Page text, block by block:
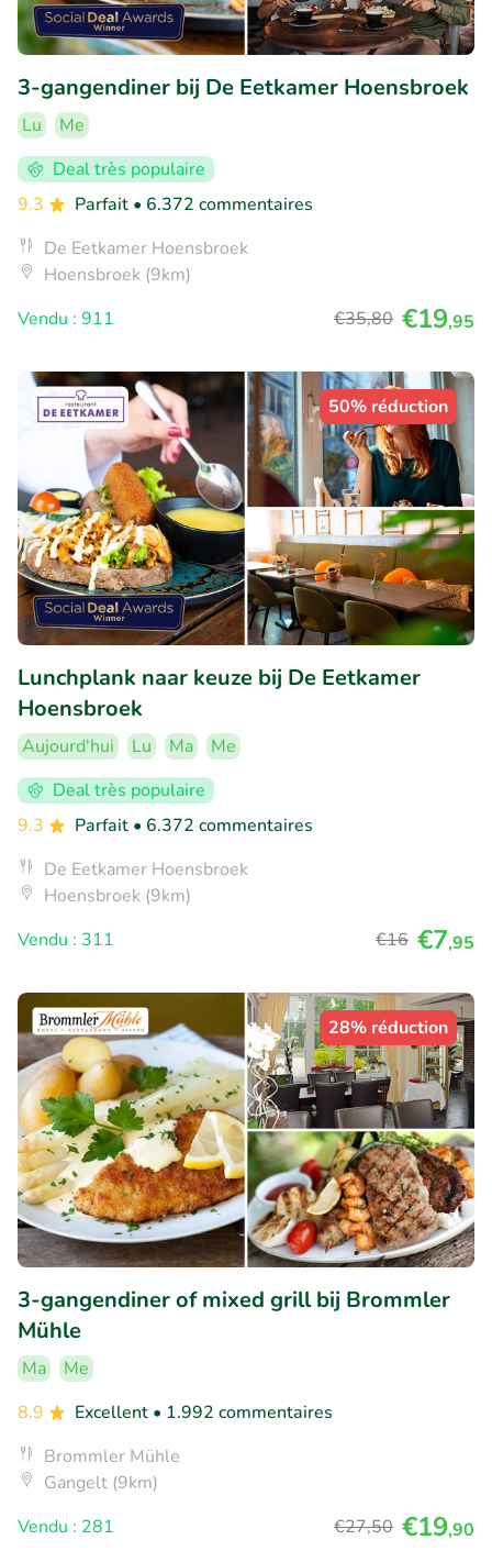
3-gangendiner bij De Eetkamer Hoensbroek
Lu
Me
Deal très populaire
9.3
Parfait • 6.372 commentaires
De Eetkamer Hoensbroek
Hoensbroek (9km)
Vendu : 911
€35,80 €19,95
50% réduction
Lunchplank naar keuze bij De Eetkamer
Hoensbroek
Aujourd'hui Lu Ma
Me
Deal très populaire
9.3
Parfait • 6.372 commentaires
De Eetkamer Hoensbroek
Hoensbroek (9km)
Vendu : 311
€16 €7,95
28% réduction
3-gangendiner of mixed grill bij Brommler
Mühle
Ma
Me
8.9
Excellent • 1.992 commentaires
Brommler Mühle
Gangelt (9km)
Vendu : 281
€27,50 €19,90